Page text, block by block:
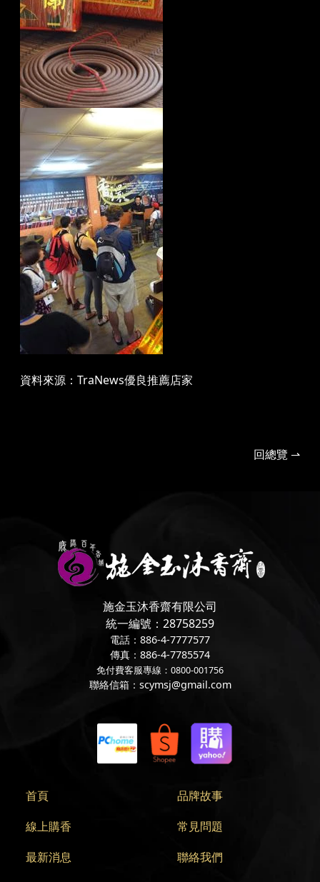
資料來源： TraNews優良推薦店家
回總覽 ⇀
施金玉沐香齋有限公司
統一編號：28758259
電話：886-4-7777577
傳真：886-4-7785574
免付費客服專線：0800-001756
聯絡信箱：scymsj@gmail.com
首頁
品牌故事
線上購香
常見問題
最新消息
聯絡我們